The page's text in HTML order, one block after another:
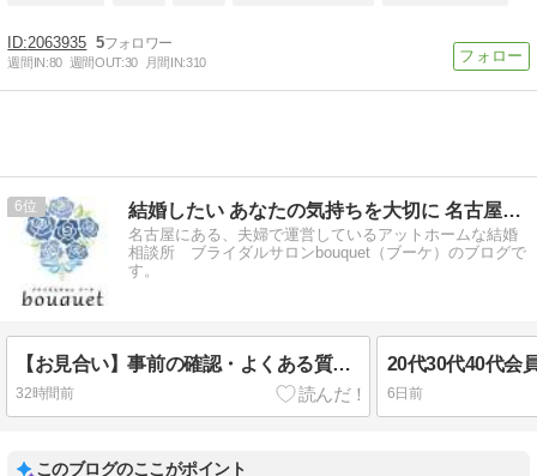
2063935 5
週間IN:80 週間OUT:30 月間IN:310
6 結婚したい あなたの気持ちを大切に 名古屋の結婚相談所ブーケ
名古屋にある、夫婦で運営しているアットホームな結婚
相談所 ブライダルサロンbouquet（ブーケ）のブログで
す。
【お見合い】事前の確認・よくある質問・大切な心構えについて
32時間前
20代30代40代会
6日前
このブログのここがポイント